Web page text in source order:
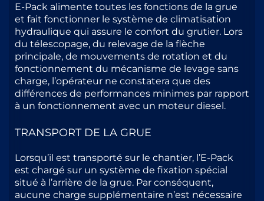
E-Pack alimente toutes les fonctions de la grue
et fait fonctionner le système de climatisation
hydraulique qui assure le confort du grutier. Lors
du télescopage, du relevage de la flèche
principale, de mouvements de rotation et du
fonctionnement du mécanisme de levage sans
charge, l’opérateur ne constatera que des
différences de performances minimes par rapport
à un fonctionnement avec un moteur diesel.
TRANSPORT DE LA GRUE
Lorsqu’il est transporté sur le chantier, l’E-Pack
est chargé sur un système de fixation spécial
situé à l’arrière de la grue. Par conséquent,
aucune charge supplémentaire n’est nécessaire